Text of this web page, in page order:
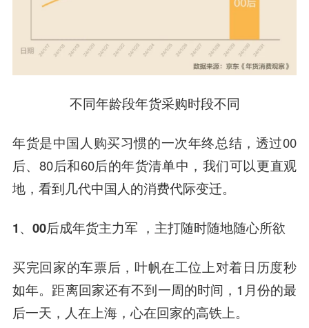
不同年龄段年货采购时段不同
年货是中国人购买习惯的一次年终总结，透过00
后、80后和60后的年货清单中，我们可以更直观
地，看到几代中国人的消费代际变迁。
1、00后成年货主力军 ， 主打随时随地随心所欲
买完回家的车票后，叶帆在工位上对着日历度秒
如年。距离回家还有不到一周的时间，1月份的最
后一天，人在上海，心在回家的高铁上。